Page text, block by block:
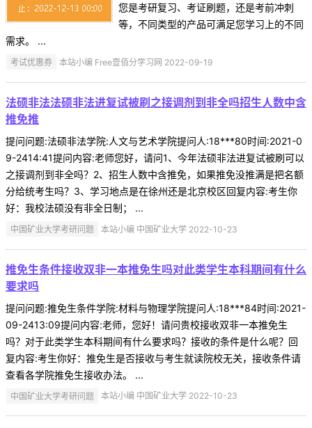
您是考研复习、考证刷题，还是考前冲刺
等，不同类型的产品可满足您学习上的不同
需求。 ...
考试优惠券 本站小编 Free壹佰分学习网 2022-09-19
法硕非法法硕非法进复试被刷之接调剂到非全吗招生人数中含
推免推
提问问题:法硕非法学院:人文与艺术学院提问人:18***80时间:2021-0
9-2414:41提问内容:老师您好，请问1、今年法硕非法进复试被刷可以
之接调剂到非全吗？2、招生人数中含推免，如果推免没推满是把名额
分给统考生吗？3、学习地点是在徐州还是北京校区回复内容:考生你
好：我校法硕没有非全日制； ...
中国矿业大学考研问题 本站小编 中国矿业大学 2022-10-23
推免生条件接收双非一本推免生吗对此类学生本科期间有什么
要求吗
提问问题:推免生条件学院:材料与物理学院提问人:18***84时间:2021-
09-2413:09提问内容:老师，您好！请问贵校接收双非一本推免生
吗？对于此类学生本科期间有什么要求吗？接收的条件是什么呢？回
复内容:考生你好：推免生是否接收与考生就读院校无关，接收条件请
查看各学院推免生接收办法。 ...
中国矿业大学考研问题 本站小编 中国矿业大学 2022-10-23